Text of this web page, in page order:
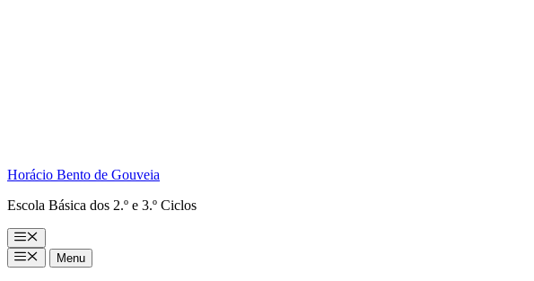
Horácio Bento de Gouveia
Escola Básica dos 2.º e 3.º Ciclos
Menu
MenuMenu